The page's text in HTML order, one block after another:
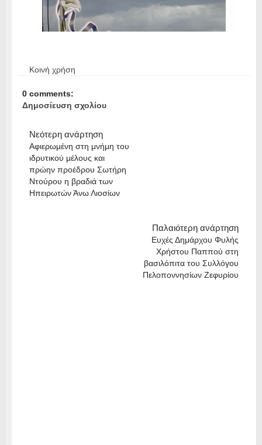
Κοινή χρήση
0 comments:
Δημοσίευση σχολίου
Νεότερη ανάρτηση
Αφιερωμένη στη μνήμη του
ιδρυτικού μέλους και
πρώην προέδρου Σωτήρη
Ντούρου η βραδιά των
Ηπειρωτών Άνω Λιοσίων
Παλαιότερη ανάρτηση
Ευχές Δημάρχου Φυλής
Χρήστου Παππού στη
βασιλόπιτα του Συλλόγου
Πελοποννησίων Ζεφυρίου